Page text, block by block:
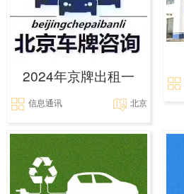
2024年京牌出租一
信息通讯 北京